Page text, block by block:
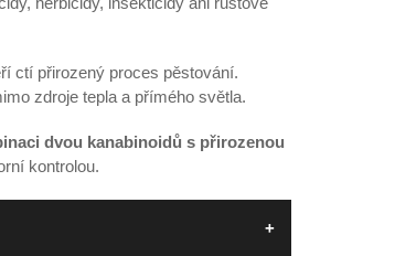
ctí přirozený proces pěstování.
zdroje tepla a přímého světla.
dvou kanabinoidů s přirozenou
kontrolou.